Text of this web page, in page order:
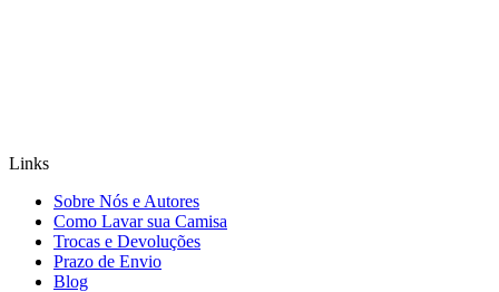
Links
Sobre Nós e Autores
Como Lavar sua Camisa
Trocas e Devoluções
Prazo de Envio
Blog